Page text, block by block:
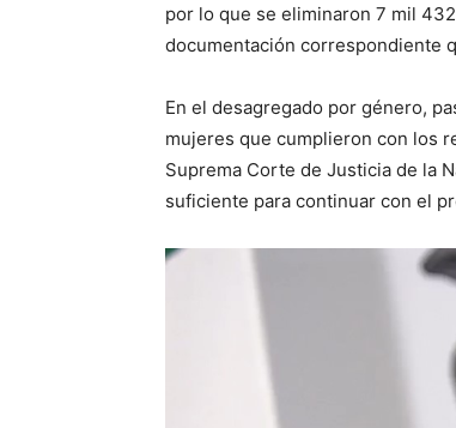
por lo que se eliminaron 7 mil
documentación correspondiente
En el desagregado por género,
mujeres que cumplieron con los
Suprema Corte de Justicia de la
suficiente para continuar con el